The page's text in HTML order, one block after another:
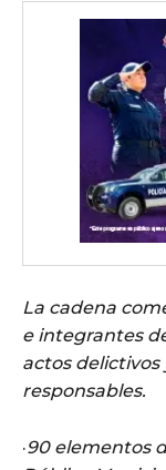
La cadena
e integrantes
actos
responsables.
·90 elementos